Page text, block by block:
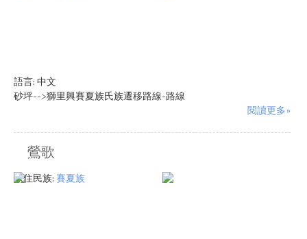
語言: 中文
砂坪-->獅里興賽夏族氏族遷移路線-路線
閱讀更多»
鶯歌
原住民族: 賽夏族